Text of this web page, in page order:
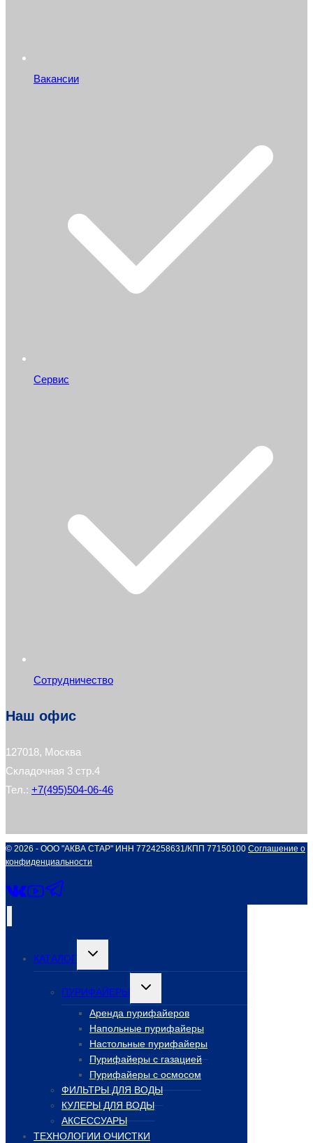
Вакансии
Сервис
Сотрудничество
Наш офис
127018, Москва
Складочная 3 стр.4
Тел.: +7(495)504-06-46
© 2026 - ООО "АКВА СТАР" ИНН 7724258631/КПП 77150100 Соглашение о
конфиденциальности
КАТАЛОГ
Переключить
меню
ПУРИФАЙЕРЫ
Переключить
меню
Аренда пурифайеров
Напольные пурифайеры
Настольные пурифайеры
Пурифайеры с газацией
Пурифайеры с осмосом
ФИЛЬТРЫ ДЛЯ ВОДЫ
КУЛЕРЫ ДЛЯ ВОДЫ
АКСЕССУАРЫ
ТЕХНОЛОГИИ ОЧИСТКИ